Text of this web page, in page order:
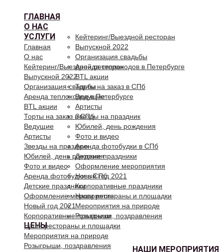
ГЛАВНАЯ
О НАС
УСЛУГИ
Кейтеринг/Выездной ресторан
Выпускной 2022
Организация свадьбы
Аренда теплоходов в Петербурге
BTL акции
Торты на заказ в СПб
Ведущие
Артисты
Звезды на праздник
Юбилей, день рождения
Фото и видео
Аренда фотобудки в СПб
Детские праздники
Оформление мероприятия
Новый год 2021
Корпоративные праздники
Наши рестораны и площадки
Мероприятия на природе
Розыгрыши, поздравления
ЦЕНЫ
НАШИ МЕРОПРИЯТИЯ
Главная
О нас
Кейтеринг/Выездной ресторан
Выпускной 2022
Организация свадьбы
Аренда теплоходов в Петербурге
BTL акции
Торты на заказ в СПб
Ведущие
Артисты
Звезды на праздник
Юбилей, день рождения
Фото и видео
Аренда фотобудки в СПб
Детские праздники
Оформление мероприятия
Новый год 2021
Корпоративные праздники
Наши рестораны и площадки
Мероприятия на природе
Розыгрыши, поздравления